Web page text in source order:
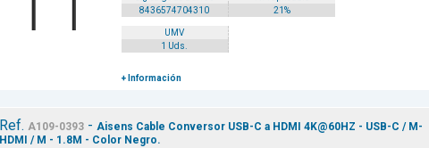
8436574704310
21%
UMV
1 Uds.
+ Información
Ref. A109-0393 - Aisens Cable Conversor USB-C a HDMI 4K@60HZ - USB-C / M-
HDMI / M - 1.8M - Color Negro.